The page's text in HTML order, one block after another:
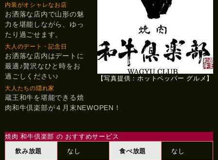
【写真提供：ホットペッパー グルメ】
内装がオシャレなお店
お洒落な店内で山形の魅
力を堪能しながら、ゆっ
たり過ごせます。
大人のデート・記念日
お洒落な店内はデートに
最適♪贅沢なひと時をお
過ごしください♪
大人たちの隠れ家
蔵王和牛を堪能できる焼
肉和牛倶楽部が４月末NEWOPEN！
焼肉 和牛倶楽部 の おすすめサービス
飲み放題
なし 食べ放題 なし